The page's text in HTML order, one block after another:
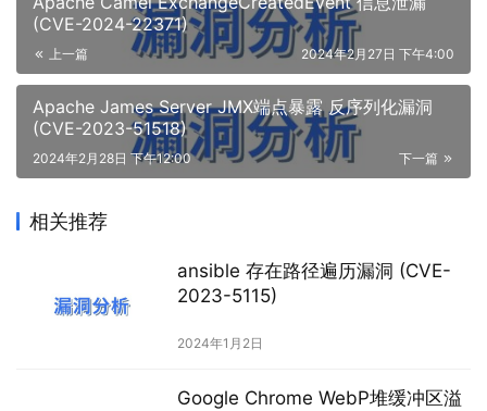
(CVE-2024-22371)
上一篇 2024年2月27日 下午4:00
Apache James Server JMX端点暴露 反序列化漏洞
(CVE-2023-51518)
下一篇
2024年2月28日 下午12:00
相关推荐
ansible 存在路径遍历漏洞 (CVE-
2023-5115)
2024年1月2日
Google Chrome WebP堆缓冲区溢